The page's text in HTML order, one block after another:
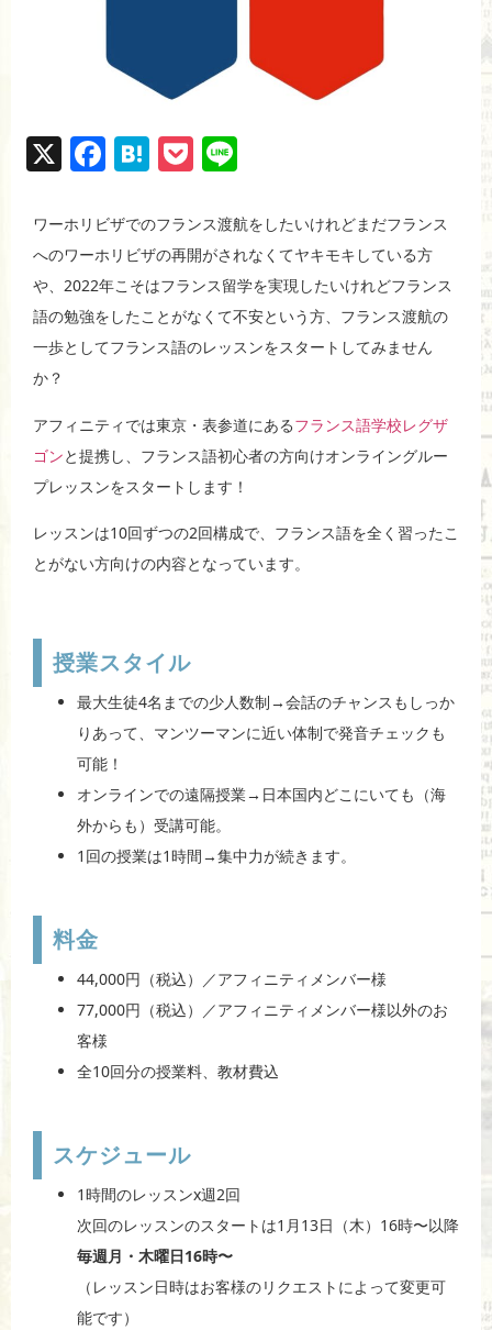
X F
c
e
b
o
o
H
e
n
a
P
ck
et
e
ワーホリビザでのフランス渡航をしたいけれどまだフランス
へのワーホリビザの再開がされなくてヤキモキしている方
や、2022年こそはフランス留学を実現したいけれどフランス
語の勉強をしたことがなくて不安という方、フランス渡航の
一歩としてフランス語のレッスンをスタートしてみません
か？
アフィニティでは東京・表参道にあるフランス語学校レグザ
ゴンと提携し、フランス語初心者の方向けオンライングルー
プレッスンをスタートします！
レッスンは10回ずつの2回構成で、フランス語を全く習ったこ
とがない方向けの内容となっています。
授業スタイル
最大生徒4名までの少人数制→会話のチャンスもしっか
りあって、マンツーマンに近い体制で発音チェックも
可能！
オンラインでの遠隔授業→日本国内どこにいても（海
外からも）受講可能。
1回の授業は1時間→集中力が続きます。
料金
44,000円（税込）／アフィニティメンバー様
77,000円（税込）／アフィニティメンバー様以外のお
客様
全10回分の授業料、教材費込
スケジュール
1時間のレッスンx週2回
次回のレッスンのスタートは1月13日（木）16時〜以降
毎週月・木曜日16時〜
（レッスン日時はお客様のリクエストによって変更可
能です）